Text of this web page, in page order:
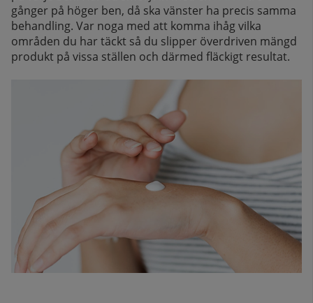
gånger på höger ben, då ska vänster ha precis samma
behandling. Var noga med att komma ihåg vilka
områden du har täckt så du slipper överdriven mängd
produkt på vissa ställen och därmed fläckigt resultat.